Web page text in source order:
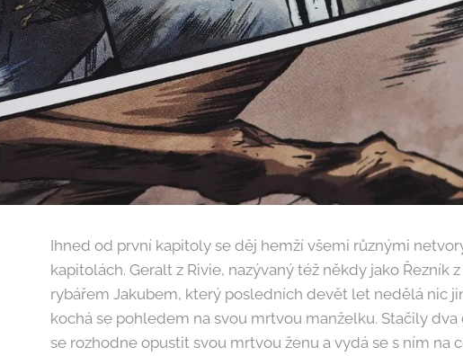
Ihned od první kapitoly se děj hemží všemi různými
kapitolách. Geralt z Rivie, nazývaný též někdy jako Řezník
rybářem Jakubem, který posledních devět let nedělá nic
kochá se pohledem na svou mrtvou manželku. Stačily dva
se rozhodne opustit svou mrtvou ženu a vydá se s ním na